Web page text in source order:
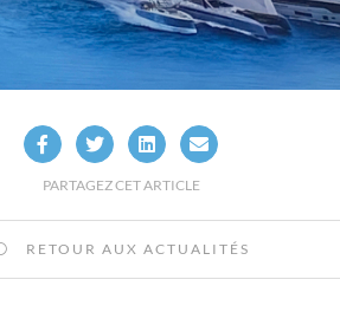
PARTAGEZ CET ARTICLE
RETOUR AUX ACTUALITÉS